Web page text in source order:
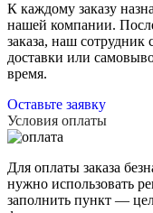
К каждому заказу
нашей компании.
заказа, наш сотрудник
доставки или
время.
Оставьте заявку
Условия оплаты
Для оплаты заказа
нужно использовать
заполнить пункт —